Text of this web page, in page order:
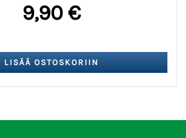
9,90 €